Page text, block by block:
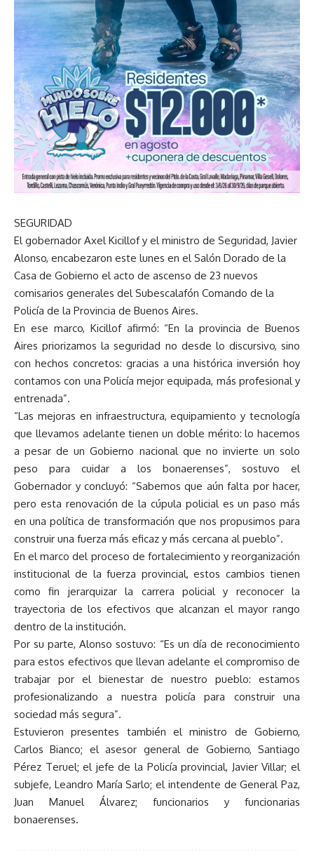
SEGURIDAD
El gobernador Axel Kicillof y el ministro de Seguridad, Javier
Alonso, encabezaron este lunes en el Salón Dorado de la
Casa de Gobierno el acto de ascenso de 23 nuevos
comisarios generales del Subescalafón Comando de la
Policía de la Provincia de Buenos Aires.
En ese marco, Kicillof afirmó: “En la provincia de Buenos
Aires priorizamos la seguridad no desde lo discursivo, sino
con hechos concretos: gracias a una histórica inversión hoy
contamos con una Policía mejor equipada, más profesional y
entrenada”.
“Las mejoras en infraestructura, equipamiento y tecnología
que llevamos adelante tienen un doble mérito: lo hacemos
a pesar de un Gobierno nacional que no invierte un solo
peso para cuidar a los bonaerenses”, sostuvo el
Gobernador y concluyó: “Sabemos que aún falta por hacer,
pero esta renovación de la cúpula policial es un paso más
en una política de transformación que nos propusimos para
construir una fuerza más eficaz y más cercana al pueblo”.
En el marco del proceso de fortalecimiento y reorganización
institucional de la fuerza provincial, estos cambios tienen
como fin jerarquizar la carrera policial y reconocer la
trayectoria de los efectivos que alcanzan el mayor rango
dentro de la institución.
Por su parte, Alonso sostuvo: “Es un día de reconocimiento
para estos efectivos que llevan adelante el compromiso de
trabajar por el bienestar de nuestro pueblo: estamos
profesionalizando a nuestra policía para construir una
sociedad más segura”.
Estuvieron presentes también el ministro de Gobierno,
Carlos Bianco; el asesor general de Gobierno, Santiago
Pérez Teruel; el jefe de la Policía provincial, Javier Villar; el
subjefe, Leandro María Sarlo; el intendente de General Paz,
Juan Manuel Álvarez; funcionarios y funcionarias
bonaerenses.